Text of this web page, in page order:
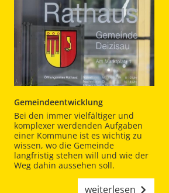
Gemeindeentwicklung
Bei den immer vielfältiger und
komplexer werdenden Aufgaben
einer Kommune ist es wichtig zu
wissen, wo die Gemeinde
langfristig stehen will und wie der
Weg dahin aussehen soll.
weiterlesen